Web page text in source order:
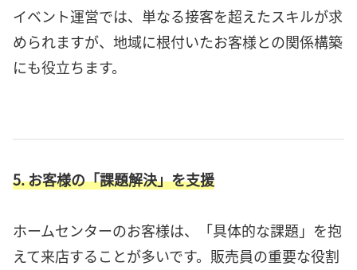
イベント運営では、単なる接客を超えたスキルが求
められますが、地域に根付いたお客様との関係構築
にも役立ちます。
5. お客様の「課題解決」を支援
ホームセンターのお客様は、「具体的な課題」を抱
えて来店することが多いです。販売員の重要な役割